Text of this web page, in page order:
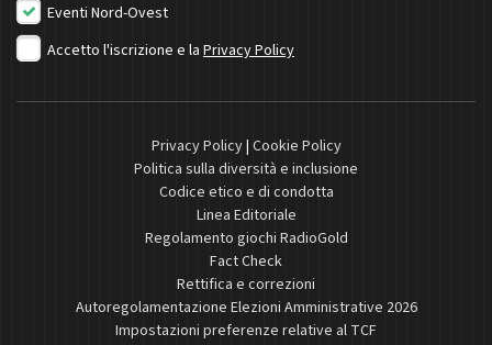
Eventi Nord-Ovest
Accetto l'iscrizione e la Privacy Policy
Privacy Policy| Cookie Policy
Politica sulla diversità e inclusione
Codice etico e di condotta
Linea Editoriale
Regolamento giochi RadioGold
Fact Check
Rettifica e correzioni
Autoregolamentazione Elezioni Amministrative 2026
Impostazioni preferenze relative al TCF